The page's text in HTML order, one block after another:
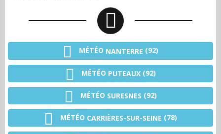
MÉTÉO NANTERRE (92)
MÉTÉO PUTEAUX (92)
MÉTÉO SURESNES (92)
MÉTÉO CARRIÈRES-SUR-SEINE (78)